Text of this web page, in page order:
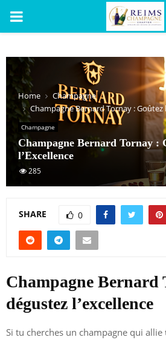
PRIMARY
Home
Champagne
Champagne Bernard Tornay : Goûtez
Champagne
Champagne Bernard Tornay :
l’Excellence
285
SHARE 0
Champagne Bernard
dégustez l’excellence
Si tu cherches un champagne qui allie